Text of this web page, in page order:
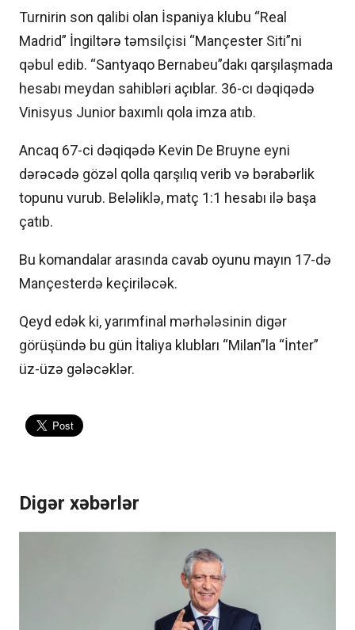
Turnirin son qalibi olan İspaniya klubu “Real
Madrid” İngiltərə təmsilçisi “Mançester Siti”ni
qəbul edib. “Santyaqo Bernabeu”dakı qarşılaşmada
hesabı meydan sahibləri açıblar. 36-cı dəqiqədə
Vinisyus Junior baxımlı qola imza atıb.
Ancaq 67-ci dəqiqədə Kevin De Bruyne eyni
dərəcədə gözəl qolla qarşılıq verib və bərabərlik
topunu vurub. Beləliklə, matç 1:1 hesabı ilə başa
çatıb.
Bu komandalar arasında cavab oyunu mayın 17-də
Mançesterdə keçiriləcək.
Qeyd edək ki, yarımfinal mərhələsinin digər
görüşündə bu gün İtaliya klubları “Milan”la “İnter”
üz-üzə gələcəklər.
Digər xəbərlər